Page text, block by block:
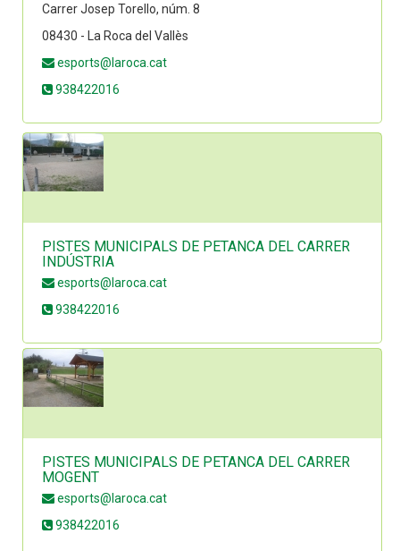
Carrer Josep Torello, núm. 8
08430 - La Roca del Vallès
esports@laroca.cat
938422016
PISTES MUNICIPALS DE PETANCA DEL CARRER
INDÚSTRIA
esports@laroca.cat
938422016
PISTES MUNICIPALS DE PETANCA DEL CARRER
MOGENT
esports@laroca.cat
938422016